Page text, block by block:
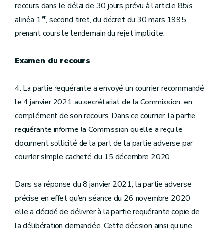
recours dans le délai de 30 jours prévu à l’article 8bis,
alinéa 1er, second tiret, du décret du 30 mars 1995,
prenant cours le lendemain du rejet implicite.
Examen du recours
4. La partie requérante a envoyé un courrier recommandé
le 4 janvier 2021 au secrétariat de la Commission, en
complément de son recours. Dans ce courrier, la partie
requérante informe la Commission qu’elle a reçu le
document sollicité de la part de la partie adverse par
courrier simple cacheté du 15 décembre 2020.
Dans sa réponse du 8 janvier 2021, la partie adverse
précise en effet qu’en séance du 26 novembre 2020
elle a décidé de délivrer à la partie requérante copie de
la délibération demandée. Cette décision ainsi qu’une